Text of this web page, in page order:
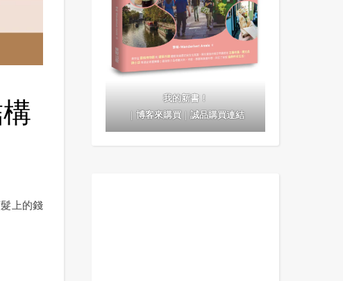
上的錢
我的新書！
｜博客來購買｜誠品購買連結